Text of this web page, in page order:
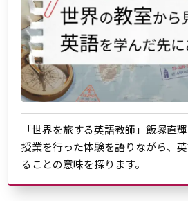
「世界を旅する英語教師」飯塚直
授業を行った体験を語りながら、
ることの意味を探ります。